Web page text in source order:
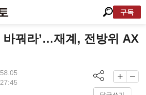
구독
바꿔라’…재계, 전방위 AX